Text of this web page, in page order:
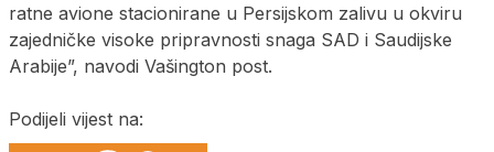
ratne avione stacionirane u Persijskom zalivu u okviru
zajedničke visoke pripravnosti snaga SAD i Saudijske
Arabije”, navodi Vašington post.
Podijeli vijest na: